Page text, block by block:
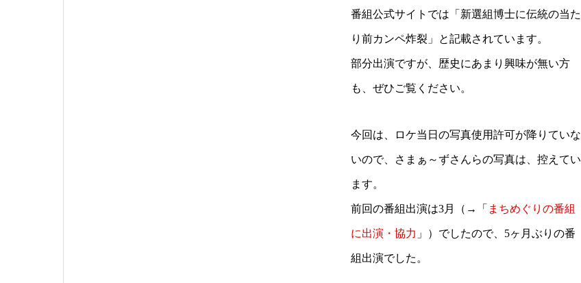
番組公式サイトでは「新選組博士に伝統の当た
り前カンペ炸裂」と記載されています。
部分出演ですが、歴史にあまり興味が無い方
も、ぜひご覧ください。
今回は、ロケ当日の写真使用許可が降りていな
いので、さまぁ～ずさんらの写真は、控えてい
ます。
前回の番組出演は3月（→「 まちめぐりの番組
に出演・協力 」）でしたので、5ヶ月ぶりの番
組出演でした。